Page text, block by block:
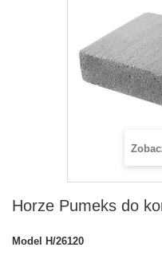
Horze Pumeks do
Model
H/26120